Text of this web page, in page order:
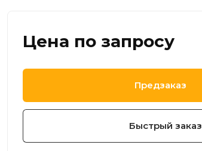
Цена по запросу
Предзаказ
Быстрый заказ